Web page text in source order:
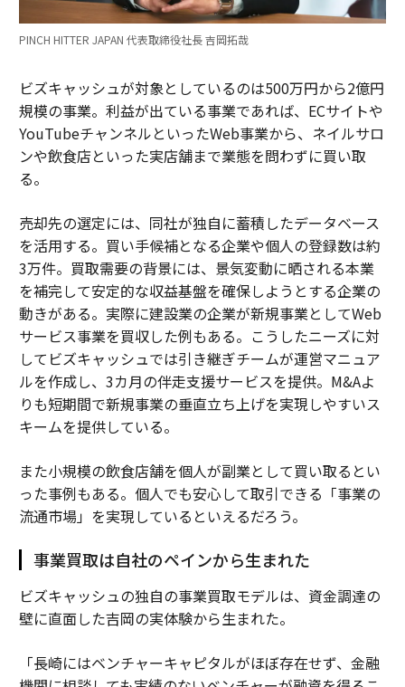
PINCH HITTER JAPAN 代表取締役社長 吉岡拓哉
ビズキャッシュが対象としているのは500万円から2億円
規模の事業。利益が出ている事業であれば、ECサイトや
YouTubeチャンネルといったWeb事業から、ネイルサロ
ンや飲食店といった実店舗まで業態を問わずに買い取
る。
売却先の選定には、同社が独自に蓄積したデータベース
を活用する。買い手候補となる企業や個人の登録数は約
3万件。買取需要の背景には、景気変動に晒される本業
を補完して安定的な収益基盤を確保しようとする企業の
動きがある。実際に建設業の企業が新規事業としてWeb
サービス事業を買収した例もある。こうしたニーズに対
してビズキャッシュでは引き継ぎチームが運営マニュア
ルを作成し、3カ月の伴走支援サービスを提供。M&Aよ
りも短期間で新規事業の垂直立ち上げを実現しやすいス
キームを提供している。
また小規模の飲食店舗を個人が副業として買い取るとい
った事例もある。個人でも安心して取引できる「事業の
流通市場」を実現しているといえるだろう。
事業買取は自社のペインから生まれた
ビズキャッシュの独自の事業買取モデルは、資金調達の
壁に直面した吉岡の実体験から生まれた。
「長崎にはベンチャーキャピタルがほぼ存在せず、金融